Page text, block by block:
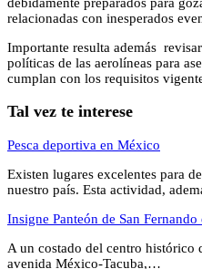
relacionadas con inesperados
Importante resulta además
políticas de las aerolíneas para
cumplan con los requisitos
Tal vez te interese
Pesca deportiva en México
Existen lugares excelentes para
nuestro país. Esta actividad,
Insigne Panteón de San Fernando
A un costado del centro histórico
avenida México-Tacuba,…